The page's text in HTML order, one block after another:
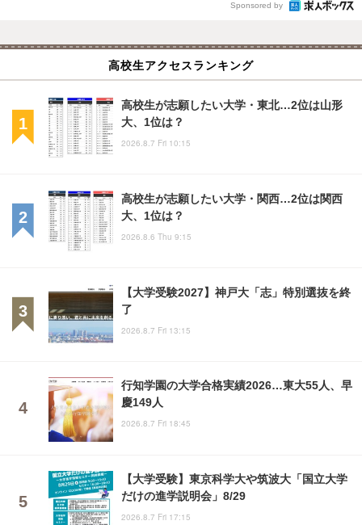
Sponsored by
高校生アクセスランキング
高校生が志願したい大学・東北…2位は山形
大、1位は？
2026.8.7 Fri 10:15
高校生が志願したい大学・関西…2位は関西
大、1位は？
2026.8.6 Thu 9:15
【大学受験2027】神戸大「志」特別選抜を終
了
2026.8.7 Fri 13:15
行知学園の大学合格実績2026…東大55人、早
慶149人
2026.8.7 Fri 18:45
【大学受験】東京科学大や筑波大「国立大学
だけの進学説明会」8/29
2026.8.7 Fri 17:15